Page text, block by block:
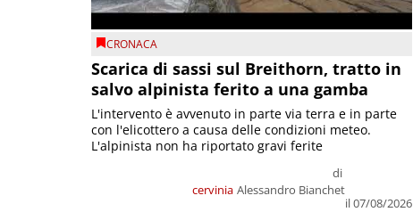
CRONACA
Scarica di sassi sul Breithorn, tratto in
salvo alpinista ferito a una gamba
cervinia
di
Alessandro Bianchet
il 07/08/2026
L'intervento è avvenuto in parte via terra e in parte
con l'elicottero a causa delle condizioni meteo.
L'alpinista non ha riportato gravi ferite